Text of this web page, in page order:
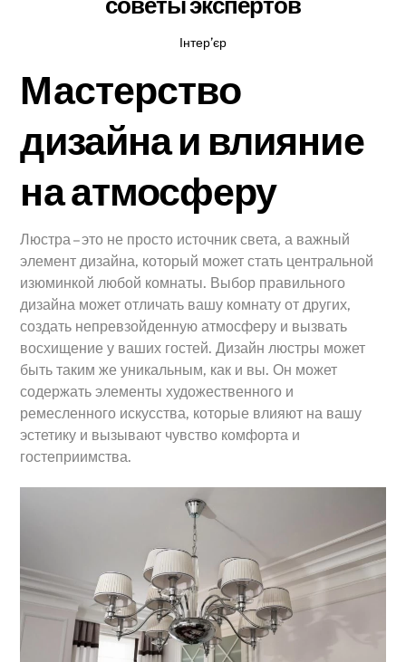
Інтер’єр
Мастерство
дизайна и влияние
на атмосферу
Люстра – это не просто источник света, а важный
элемент дизайна, который может стать центральной
изюминкой любой комнаты. Выбор правильного
дизайна может отличать вашу комнату от других,
создать непревзойденную атмосферу и вызвать
восхищение у ваших гостей. Дизайн люстры может
быть таким же уникальным, как и вы. Он может
содержать элементы художественного и
ремесленного искусства, которые влияют на вашу
эстетику и вызывают чувство комфорта и
гостеприимства.